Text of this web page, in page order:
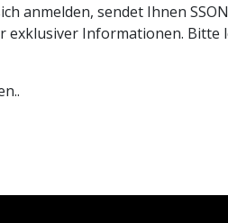
anmelden, sendet Ihnen
Informationen. Bitte